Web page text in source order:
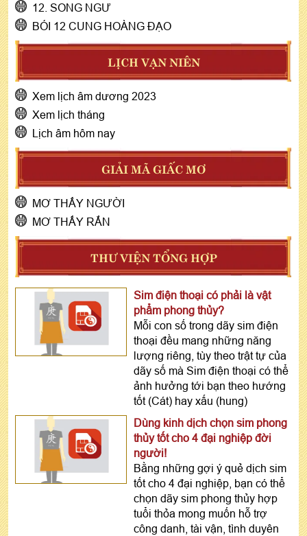
12. SONG NGƯ
BÓI 12 CUNG HOÀNG ĐẠO
LỊCH VẠN NIÊN
Xem lịch âm dương 2023
Xem lịch tháng
Lịch âm hôm nay
GIẢI MÃ GIẤC MƠ
MƠ THẤY NGƯỜI
MƠ THẤY RẮN
THƯ VIỆN TỔNG HỢP
Sim điện thoại có phải là vật
phẩm phong thủy?
Mỗi con số trong dãy sim điện
thoại đều mang những năng
lượng riêng, tùy theo trật tự của
dãy số mà Sim điện thoại có thể
ảnh hưởng tới bạn theo hướng
tốt (Cát) hay xấu (hung)
Dùng kinh dịch chọn sim phong
thủy tốt cho 4 đại nghiệp đời
người!
Bằng những gợi ý quẻ dịch sim
tốt cho 4 đại nghiệp, bạn có thể
chọn dãy sim phong thủy hợp
tuổi thỏa mong muốn hỗ trợ
công danh, tài vận, tình duyên